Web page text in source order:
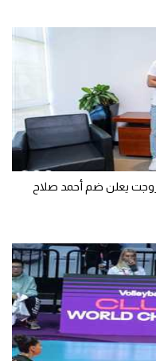
يعلن ضم أحمد صلاح